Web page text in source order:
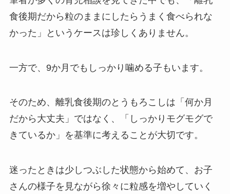
食後期だから粒のままにしたらうまく食べられな
かった」というケースは珍しくありません。
一方で、9か月でもしっかり噛める子もいます。
そのため、離乳食後期のとうもろこしは「何か月
だから大丈夫」ではなく、「しっかりモグモグで
きているか」を基準に考えることが大切です。
迷ったときは少しつぶした状態から始めて、お子
さんの様子を見ながら徐々に粒感を増やしていく